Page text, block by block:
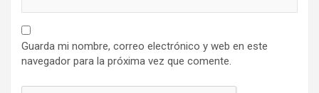
Guarda mi nombre, correo electrónico y web en este
navegador para la próxima vez que comente.